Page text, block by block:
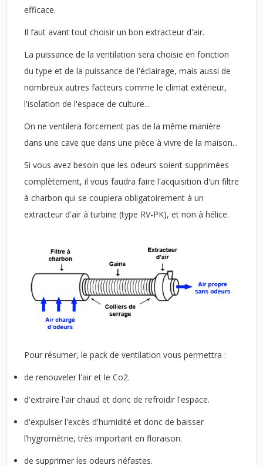
efficace.
Il faut avant tout choisir un bon extracteur d'air.
La puissance de la ventilation sera choisie en fonction
du type et de la puissance de l'éclairage, mais aussi de
nombreux autres facteurs comme le climat extérieur,
l'isolation de l'espace de culture...
On ne ventilera forcement pas de la même manière
dans une cave que dans une pièce à vivre de la maison...
Si vous avez besoin que les odeurs soient supprimées
complètement, il vous faudra faire l'acquisition d'un filtre
à charbon qui se couplera obligatoirement à un
extracteur d'air à turbine (type RV-PK), et non à hélice.
Pour résumer, le pack de ventilation vous permettra :
de renouveler l'air et le Co2.
d'extraire l'air chaud et donc de refroidir l'espace.
d'expulser l'excès d'humidité et donc de baisser
l’hygrométrie, très important en floraison.
de supprimer les odeurs néfastes.